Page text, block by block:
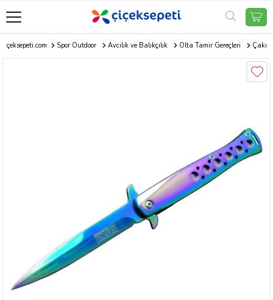
Çiçeksepeti.com Spor Outdoor Avcılık ve Balıkçılık Olta Tamir Gereçleri Çakı